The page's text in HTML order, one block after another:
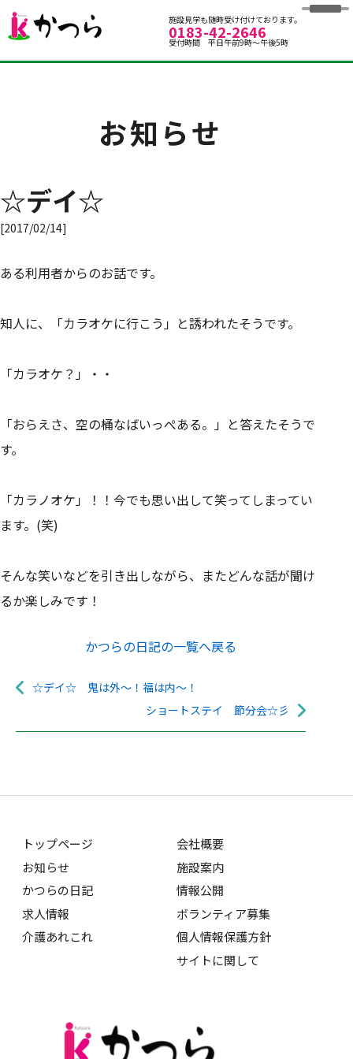
グループホームかつら
施設見学も随時受け付けております。
0183-42-2646
受付時間 平日午前9時～午後5時
お知らせ
☆デイ☆
[2017/02/14]
ある利用者からのお話です。
知人に、「カラオケに行こう」と誘われたそうです。
「カラオケ？」・・
「おらえさ、空の桶なばいっぺある。」と答えたそうで
す。
「カラノオケ」！！今でも思い出して笑ってしまってい
ます。(笑)
そんな笑いなどを引き出しながら、またどんな話が聞け
るか楽しみです！
かつらの日記の一覧へ戻る
☆デイ☆ 鬼は外～！福は内～！
ショートステイ 節分会☆彡
トップページ
お知らせ
かつらの日記
会社概要
施設案内
情報公開
求人情報
介護あれこれ
ボランティア募集
個人情報保護方針
サイトに関して